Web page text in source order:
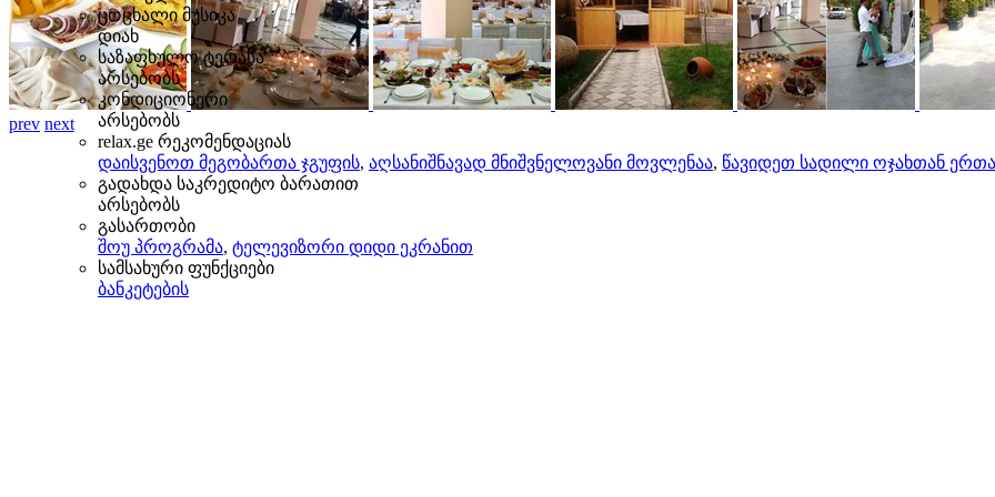
prev next
ცოცხალი მუსიკა
დიახ
საზაფხულო ტერასა
არსებობს
კონდიციონერი
არსებობს
relax.ge რეკომენდაციას
დაისვენოთ მეგობართა ჯგუფის, აღსანიშნავად მნიშვნელოვანი მოვლენაა, წავიდეთ სადილი ოჯახთან
გადახდა საკრედიტო ბარათით
არსებობს
გასართობი
შოუ პროგრამა, ტელევიზორი დიდი ეკრანით
სამსახური ფუნქციები
ბანკეტების